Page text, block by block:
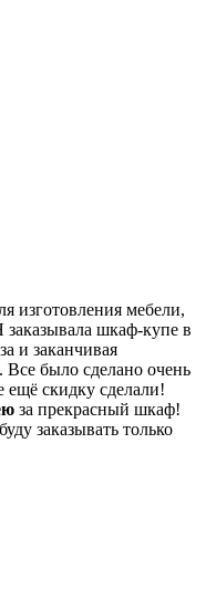
изготовления мебели,
шкаф-купе в
и заканчивая
было сделано очень
скидку сделали!
за прекрасный шкаф!
заказывать только